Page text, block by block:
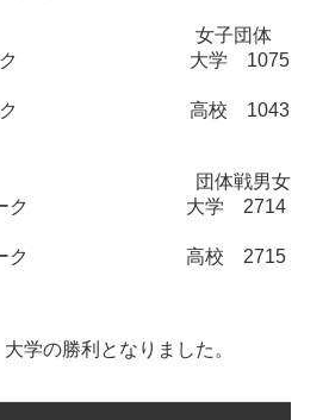
女子団体
ローク 大学 1075
ローク 高校 1043
女 団体戦男女
トローク 大学 2714
トローク 高校 2715
学の勝利となりました。